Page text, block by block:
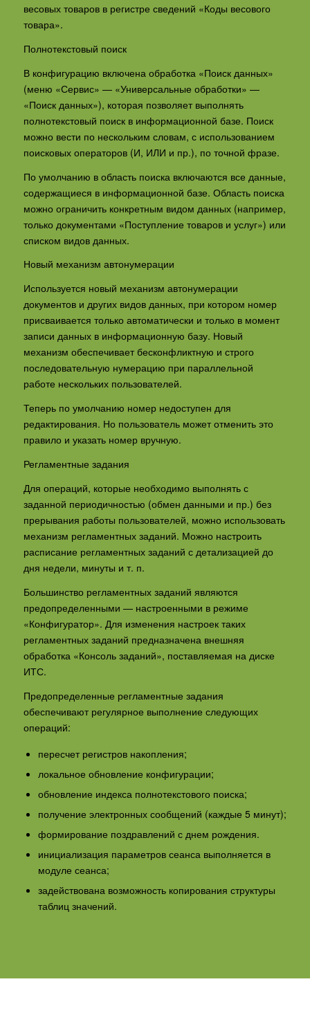
весовых товаров в регистре сведений «Коды весового
товара».
Полнотекстовый поиск
В конфигурацию включена обработка «Поиск данных»
(меню «Сервис» — «Универсальные обработки» —
«Поиск данных»), которая позволяет выполнять
полнотекстовый поиск в информационной базе. Поиск
можно вести по нескольким словам, с использованием
поисковых операторов (И, ИЛИ и пр.), по точной фразе.
По умолчанию в область поиска включаются все данные,
содержащиеся в информационной базе. Область поиска
можно ограничить конкретным видом данных (например,
только документами «Поступление товаров и услуг») или
списком видов данных.
Новый механизм автонумерации
Используется новый механизм автонумерации
документов и других видов данных, при котором номер
присваивается только автоматически и только в момент
записи данных в информационную базу. Новый
механизм обеспечивает бесконфликтную и строго
последовательную нумерацию при параллельной
работе нескольких пользователей.
Теперь по умолчанию номер недоступен для
редактирования. Но пользователь может отменить это
правило и указать номер вручную.
Регламентные задания
Для операций, которые необходимо выполнять с
заданной периодичностью (обмен данными и пр.) без
прерывания работы пользователей, можно использовать
механизм регламентных заданий. Можно настроить
расписание регламентных заданий с детализацией до
дня недели, минуты и т. п.
Большинство регламентных заданий являются
предопределенными — настроенными в режиме
«Конфигуратор». Для изменения настроек таких
регламентных заданий предназначена внешняя
обработка «Консоль заданий», поставляемая на диске
ИТС.
Предопределенные регламентные задания
обеспечивают регулярное выполнение следующих
операций:
пересчет регистров накопления;
локальное обновление конфигурации;
обновление индекса полнотекстового поиска;
получение электронных сообщений (каждые 5 минут);
формирование поздравлений с днем рождения.
инициализация параметров сеанса выполняется в
модуле сеанса;
задействована возможность копирования структуры
таблиц значений.